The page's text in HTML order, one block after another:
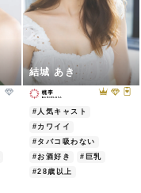
結城 あき
#人気キャスト
#カワイイ
#タバコ吸わない
#お酒好き
#巨乳
#28歳以上